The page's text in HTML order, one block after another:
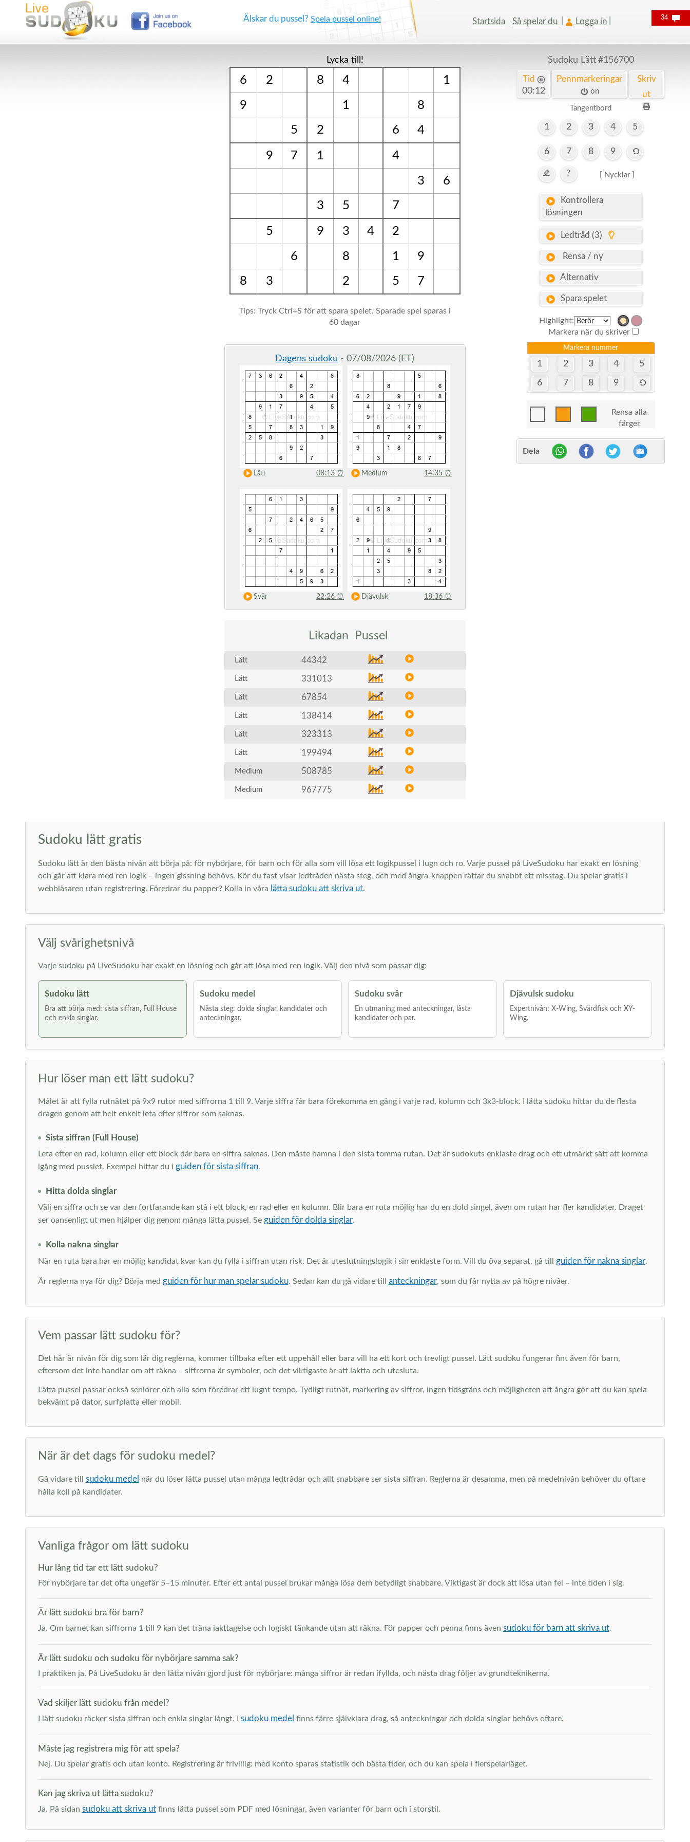
Älskar du pussel?Spela pussel online! Startsida Så spelar du Logga in
Lycka till!
6 2 8 4 1
9 1
8
5
2 6 4
9 7 1 4
3
6
3
5 7
5 9 3 4 2
6 8 1
9
8
3 2 5 7
Tips: Tryck Ctrl+S för att spara spelet. Sparade spel sparas i
60 dagar
Dagens sudoku - 07/08/2026 (ET)
Lätt 08:13 ⏰ Medium 14:35 ⏰
Svår 22:26 ⏰ Djävulsk 18:36 ⏰
Likadan Pussel
Lätt 44342
Lätt 331013
Lätt 67854
Lätt 138414
Lätt 323313
Lätt 199494
Medium 508785
Medium 967775
Sudoku Lätt #156700
Tid
00:12
Pennmarkeringar
on
Skriv
ut
Tangentbord
1 2 3 4 5
6 7 8 9
? [ Nycklar ]
Kontrollera
lösningen
Ledtråd (3)
Rensa / ny
Alternativ
Spara spelet
Highlight:
Markera när du skriver
Markera nummer
1 2 3 4 5
6 7 8 9
Rensa alla
färger
Dela
Sudoku lätt gratis
Sudoku lätt är den bästa nivån att börja på: för nybörjare, för barn och för alla som vill lösa ett logikpussel i lugn och ro. Varje pussel på LiveSudoku har exakt en lösning
och går att klara med ren logik – ingen gissning behövs. Kör du fast visar ledtråden nästa steg, och med ångra-knappen rättar du snabbt ett misstag. Du spelar gratis i
webbläsaren utan registrering. Föredrar du papper? Kolla in våra lätta sudoku att skriva ut.
Välj svårighetsnivå
Varje sudoku på LiveSudoku har exakt en lösning och går att lösa med ren logik. Välj den nivå som passar dig:
Sudoku lätt
Bra att börja med: sista siffran, Full House
och enkla singlar.
Sudoku medel
Nästa steg: dolda singlar, kandidater och
anteckningar.
Sudoku svår
En utmaning med anteckningar, låsta
kandidater och par.
Djävulsk sudoku
Expertnivån: X-Wing, Svärdfisk och XY-
Wing.
Hur löser man ett lätt sudoku?
Målet är att fylla rutnätet på 9x9 rutor med siffrorna 1 till 9. Varje siffra får bara förekomma en gång i varje rad, kolumn och 3x3-block. I lätta sudoku hittar du de flesta
dragen genom att helt enkelt leta efter siffror som saknas.
Sista siffran (Full House)
Leta efter en rad, kolumn eller ett block där bara en siffra saknas. Den måste hamna i den sista tomma rutan. Det är sudokuts enklaste drag och ett utmärkt sätt att komma
igång med pusslet. Exempel hittar du i guiden för sista siffran.
Hitta dolda singlar
Välj en siffra och se var den fortfarande kan stå i ett block, en rad eller en kolumn. Blir bara en ruta möjlig har du en dold singel, även om rutan har fler kandidater. Draget
ser oansenligt ut men hjälper dig genom många lätta pussel. Se guiden för dolda singlar.
Kolla nakna singlar
När en ruta bara har en möjlig kandidat kvar kan du fylla i siffran utan risk. Det är uteslutningslogik i sin enklaste form. Vill du öva separat, gå till guiden för nakna singlar.
Är reglerna nya för dig? Börja med guiden för hur man spelar sudoku. Sedan kan du gå vidare till anteckningar, som du får nytta av på högre nivåer.
Vem passar lätt sudoku för?
Det här är nivån för dig som lär dig reglerna, kommer tillbaka efter ett uppehåll eller bara vill ha ett kort och trevligt pussel. Lätt sudoku fungerar fint även för barn,
eftersom det inte handlar om att räkna – siffrorna är symboler, och det viktigaste är att iaktta och utesluta.
Lätta pussel passar också seniorer och alla som föredrar ett lugnt tempo. Tydligt rutnät, markering av siffror, ingen tidsgräns och möjligheten att ångra gör att du kan spela
bekvämt på dator, surfplatta eller mobil.
När är det dags för sudoku medel?
Gå vidare till sudoku medel när du löser lätta pussel utan många ledtrådar och allt snabbare ser sista siffran. Reglerna är desamma, men på medelnivån behöver du oftare
hålla koll på kandidater.
Vanliga frågor om lätt sudoku
Hur lång tid tar ett lätt sudoku?
För nybörjare tar det ofta ungefär 5–15 minuter. Efter ett antal pussel brukar många lösa dem betydligt snabbare. Viktigast är dock att lösa utan fel – inte tiden i sig.
Är lätt sudoku bra för barn?
Ja. Om barnet kan siffrorna 1 till 9 kan det träna iakttagelse och logiskt tänkande utan att räkna. För papper och penna finns även sudoku för barn att skriva ut.
Är lätt sudoku och sudoku för nybörjare samma sak?
I praktiken ja. På LiveSudoku är den lätta nivån gjord just för nybörjare: många siffror är redan ifyllda, och nästa drag följer av grundteknikerna.
Vad skiljer lätt sudoku från medel?
I lätt sudoku räcker sista siffran och enkla singlar långt. I sudoku medel finns färre självklara drag, så anteckningar och dolda singlar behövs oftare.
Måste jag registrera mig för att spela?
Nej. Du spelar gratis och utan konto. Registrering är frivillig: med konto sparas statistik och bästa tider, och du kan spela i flerspelarläget.
Kan jag skriva ut lätta sudoku?
Ja. På sidan sudoku att skriva utfinns lätta pussel som PDF med lösningar, även varianter för barn och i storstil.
34